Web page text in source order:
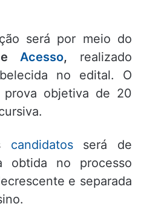
será por meio do
Acesso, realizado
no edital. O
prova objetiva de 20
candidatosserá de
obtida no processo
e separada